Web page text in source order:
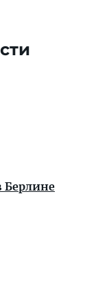
Берлине